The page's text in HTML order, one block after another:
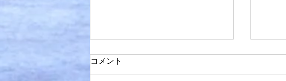
コメント